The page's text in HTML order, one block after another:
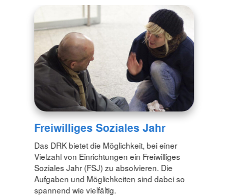
Freiwilliges Soziales Jahr
Das DRK bietet die Möglichkeit, bei einer
Vielzahl von Einrichtungen ein Freiwilliges
Soziales Jahr (FSJ) zu absolvieren. Die
Aufgaben und Möglichkeiten sind dabei so
spannend wie vielfältig.